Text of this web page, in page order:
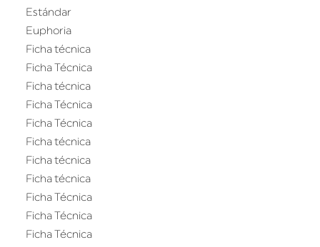
Estándar
Euphoria
Ficha técnica
Ficha Técnica
Ficha técnica
Ficha Técnica
Ficha Técnica
Ficha técnica
Ficha técnica
Ficha técnica
Ficha Técnica
Ficha Técnica
Ficha Técnica